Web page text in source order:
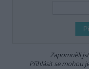
Zapomněli
Přihlásit se mohou